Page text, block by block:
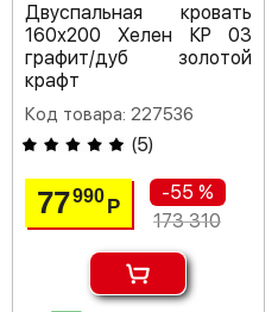
Двуспальная кровать
160х200 Хелен КР 03
графит/дуб золотой
крафт
Код товара: 227536
(5)
77990 Р
-55 %
173 310